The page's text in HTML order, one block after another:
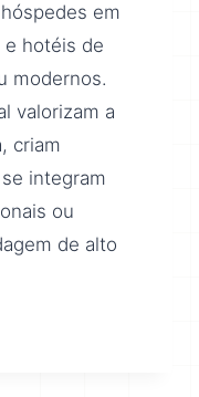
em
e hotéis de
modernos.
valorizam a
criam
integram
ou
de alto